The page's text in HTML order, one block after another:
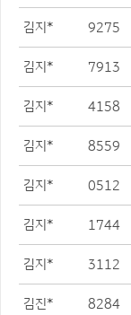
김지* 9275
김지* 7913
김지* 4158
김지* 8559
김지* 0512
김지* 1744
김지* 3112
김진* 8284